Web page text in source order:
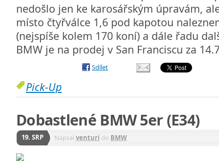
nedošlo jen ke karosářským úpravám,
místo čtyřválce 1,6 pod kapotou
(nejspíše kolem 170 koní) a dále řadu
BMW je na prodej v San Franciscu za
Sdílet
Pick-Up
Dobastlené BMW 5er (E34)
19. SRP Napsal venturi do BMW